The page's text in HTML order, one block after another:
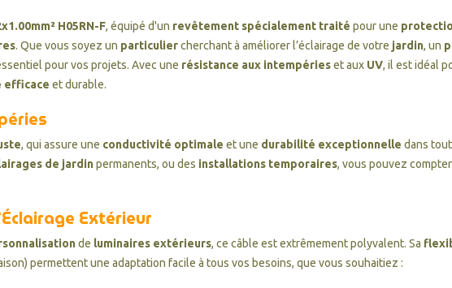
H05RN-F, équipé d'un revêtement spécialement traité pour une
. Que vous soyez un particuliercherchant à améliorer l’éclairage de votre jardin, un
pour vos projets. Avec une résistance aux intempérieset aux UV, il est idéal
efficace et durable.
, qui assure une conductivité optimale et une durabilité exceptionnelle dans
de jardinpermanents, ou des installations temporaires, vous pouvez
Extérieur
de luminaires extérieurs, ce câble est extrêmement polyvalent. Sa
permettent une adaptation facile à tous vos besoins, que vous souhaitiez :